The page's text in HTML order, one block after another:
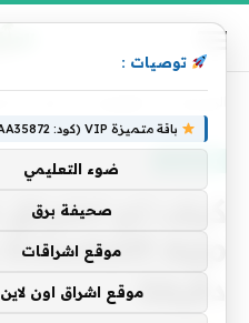
دقيقة
توصيات :
باقة متميزة VIP (كود: AA35872):
ضوء التعليمي
صحيفة برق
موقع اشراقات
موقع اشراق اون لاين